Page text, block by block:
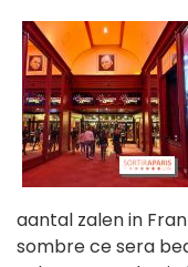
aantal zalen in
sombre ce sera